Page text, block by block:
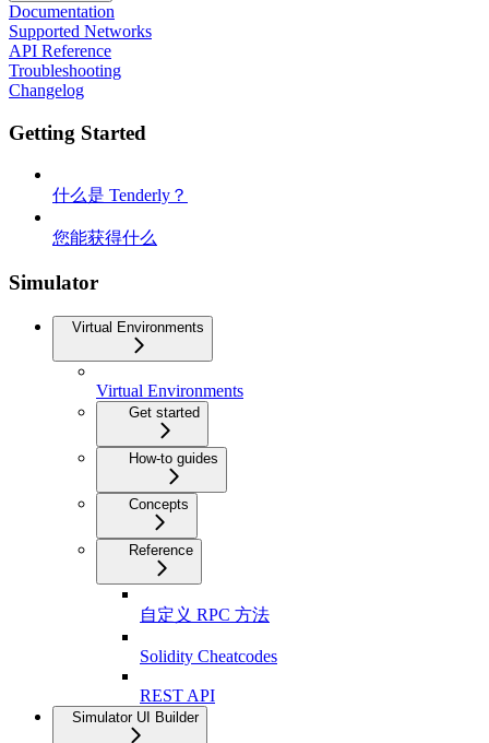
Documentation
Supported Networks
API Reference
Troubleshooting
Changelog
Getting Started
什么是 Tenderly？
您能获得什么
Simulator
Virtual Environments
Virtual Environments
Get started
How-to guides
Concepts
Reference
自定义 RPC 方法
Solidity Cheatcodes
REST API
Simulator UI Builder